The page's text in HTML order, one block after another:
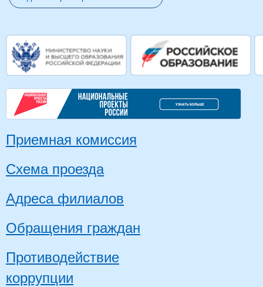
Приемная комиссия
Схема проезда
Адреса филиалов
Обращения граждан
Противодействие
коррупции